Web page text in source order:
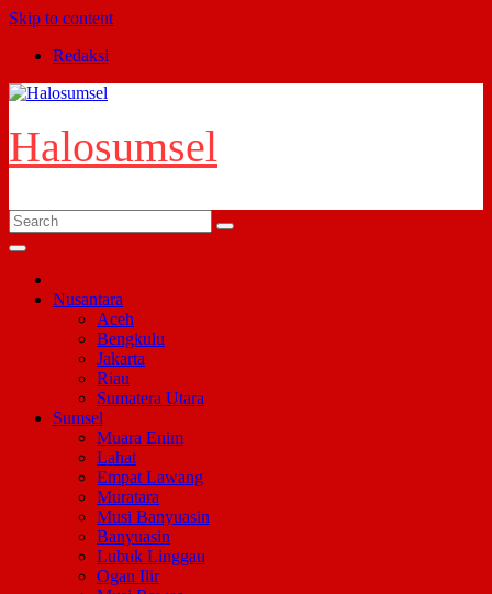
Skip to content
Redaksi
Halosumsel
Nusantara
Aceh
Bengkulu
Jakarta
Riau
Sumatera Utara
Sumsel
Muara Enim
Lahat
Empat Lawang
Muratara
Musi Banyuasin
Banyuasin
Lubuk Linggau
Ogan Ilir